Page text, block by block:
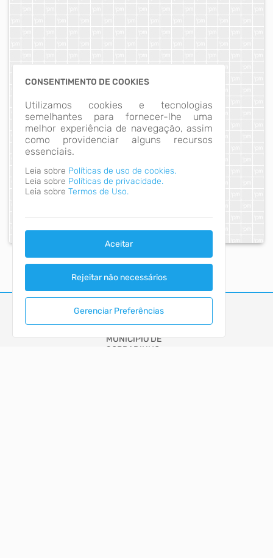
CONSENTIMENTO DE COOKIES
Utilizamos cookies e tecnologias
semelhantes para fornecer-lhe uma
melhor experiência de navegação, assim
como providenciar alguns recursos
essenciais.
Leia sobre Políticas de uso de cookies.
Leia sobre Políticas de privacidade.
Leia sobre Termos de Uso.
Aceitar
Rejeitar não necessários
Gerenciar Preferências